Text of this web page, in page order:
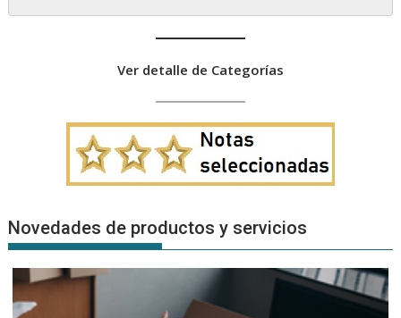
Ver detalle de Categorías
Novedades de productos y servicios